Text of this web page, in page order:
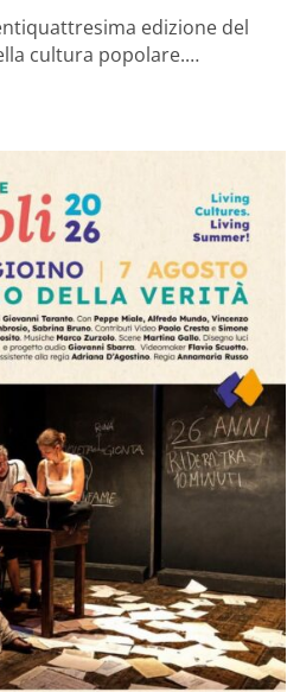
edizione del
cultura popolare.…